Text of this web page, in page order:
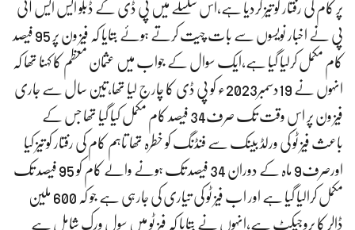
پر کام کی رفتار کو تیز کردیا ہے،اس سلسلے میں پی ڈی کے ڈبلو ایس ایس آئی
پی نے اخبار نویسوں سے بات چیت کرتے ہوئے بتایا کہ فیز ون پر 95 فیصد
کام مکمل کرلیا گیا ہے،ایک سوال کے جواب میں عثمان معظم کا کہنا تھا کہ
انہوں نے 19دسمبر2023ء کو پی ڈی کا چارج لیا تھا،تین سال سے جاری
فیز ون پر اس وقت تک صرف34 فیصد کام مکمل کیا گیا تھا جس کے
باعث فیز ٹو کی ورلڈ بینک سے فنڈنگ کو خطرہ تھا تاہم کام کی رفتار کو تیز کیا
اورصرف9 ماہ کے دوران 34 فیصد تک ہونے والے کام کو 95 فیصد تک
مکمل کرالیا گیا ہے اور اب فیز ٹو کی تیاری کی جارہی ہے جو کہ 600 ملین
ڈالر کا پروجیکٹ ہے،انہوں نے بتایا کہ فیز ٹو میں سول ورک شامل ہے